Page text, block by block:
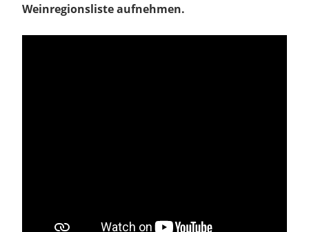
Weinregionsliste aufnehmen.